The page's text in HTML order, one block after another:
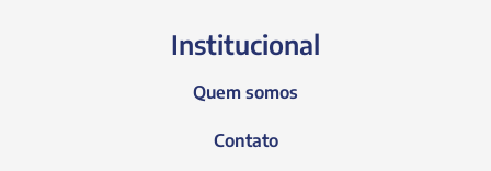
Institucional
Quem somos
Contato